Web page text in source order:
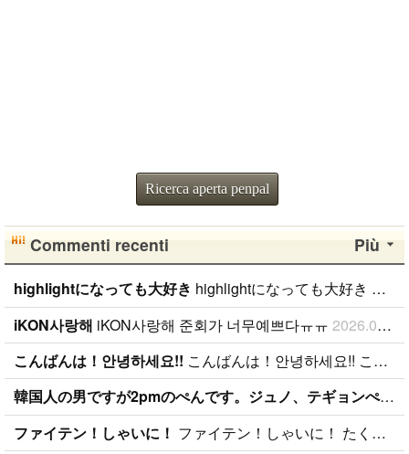
Ricerca aperta penpal
Più
Commenti recenti
highlightになっても大好き highlightになっても大好き ファンになったのが、遅かったからいろんな情報が欲しいです。 highlightになっても好きな気持ちは変わりません。 メンバー全員が大好きですが、一番大好きなのはジュンヒョンです。 彼らのことたくさん知りたいです。
iKON사랑해 iKON사랑해 준회가 너무예쁘다ㅠㅠ 2026.01.09
こんばんは！안녕하세요!! こんばんは！안녕하세요!! こんばんは！ 日本BANAです( ˆoˆ )/ 性別、年齢、国籍関係なく BANAと仲良くしたいです！！ ちなみに、94lineゴンチャンぺんです！ コメント、メール待ってます( ˆoˆ )/안녕하세요!
韓国人の男ですが2pmのぺんです。ジュノ、テギョンぺんが特にぺんです。
ファイテン！しゃいに！ ファイテン！しゃいに！ たくさん応援します！